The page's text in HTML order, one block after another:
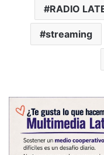
RADIO
streaming